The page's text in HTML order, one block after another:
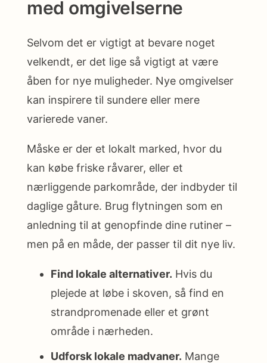
med omgivelserne
Selvom det er vigtigt at bevare noget
velkendt, er det lige så vigtigt at være
åben for nye muligheder. Nye omgivelser
kan inspirere til sundere eller mere
varierede vaner.
Måske er der et lokalt marked, hvor du
kan købe friske råvarer, eller et
nærliggende parkområde, der indbyder til
daglige gåture. Brug flytningen som en
anledning til at genopfinde dine rutiner –
men på en måde, der passer til dit nye liv.
Find lokale alternativer. Hvis du
plejede at løbe i skoven, så find en
strandpromenade eller et grønt
område i nærheden.
Udforsk lokale madvaner. Mange